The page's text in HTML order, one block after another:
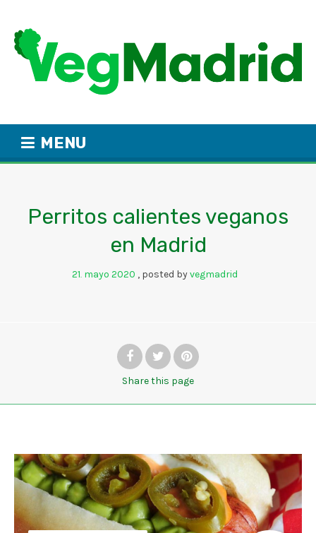
MENU
Perritos calientes veganos
en Madrid
21. mayo 2020 posted byvegmadrid
Sharethis page